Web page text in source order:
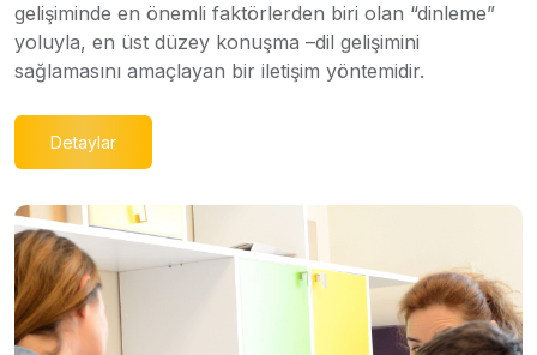
gelişiminde en önemli faktörlerden biri olan “dinleme”
yoluyla, en üst düzey konuşma –dil gelişimini
sağlamasını amaçlayan bir iletişim yöntemidir.
Detaylar